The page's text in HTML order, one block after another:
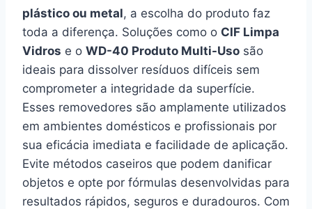
plástico ou metal, a escolha do produto faz
toda a diferença. Soluções como o CIF Limpa
Vidros e o WD-40 Produto Multi-Uso são
ideais para dissolver resíduos difíceis sem
comprometer a integridade da superfície.
Esses removedores são amplamente utilizados
em ambientes domésticos e profissionais por
sua eficácia imediata e facilidade de aplicação.
Evite métodos caseiros que podem danificar
objetos e opte por fórmulas desenvolvidas para
resultados rápidos, seguros e duradouros. Com